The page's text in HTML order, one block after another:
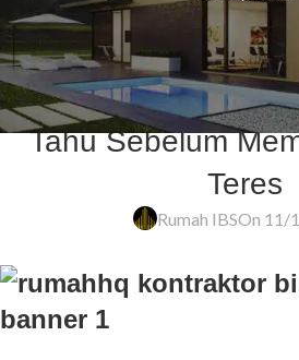
NEWS
Jangan Terpedaya!
Pemaju Rumah
Tahu Sebelum
Teres
Rumah IBSOn 11/